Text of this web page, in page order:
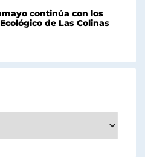
continúa con los
de Las Colinas